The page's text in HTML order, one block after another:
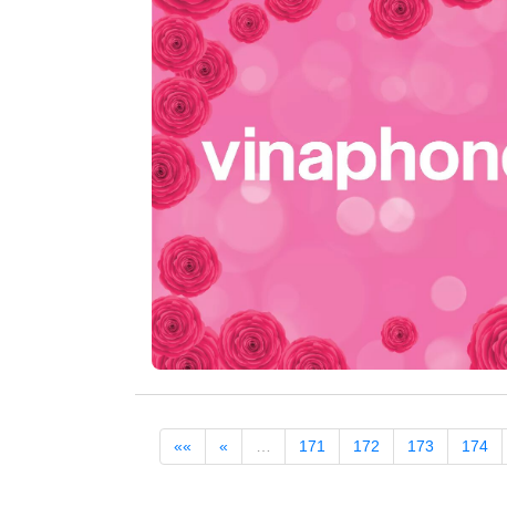
«« « … 171 172 173 174